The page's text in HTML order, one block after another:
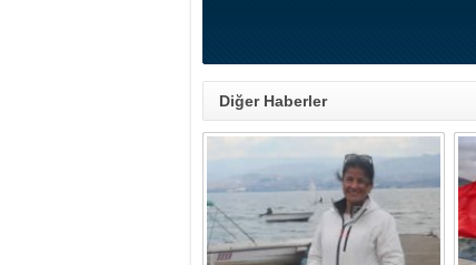
Diğer Haberler